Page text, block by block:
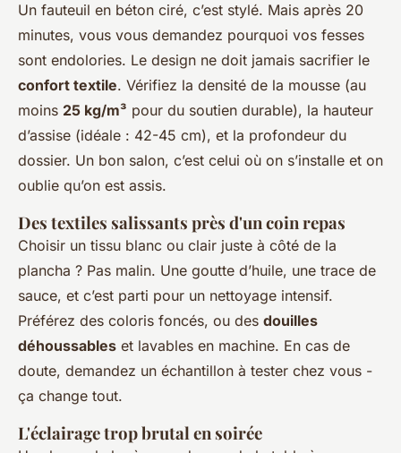
Un fauteuil en béton ciré, c’est stylé. Mais après 20
minutes, vous vous demandez pourquoi vos fesses
sont endolories. Le design ne doit jamais sacrifier le
confort textile. Vérifiez la densité de la mousse (au
moins 25 kg/m³ pour du soutien durable), la hauteur
d’assise (idéale : 42-45 cm), et la profondeur du
dossier. Un bon salon, c’est celui où on s’installe et on
oublie qu’on est assis.
Des textiles salissants près d'un coin repas
Choisir un tissu blanc ou clair juste à côté de la
plancha ? Pas malin. Une goutte d’huile, une trace de
sauce, et c’est parti pour un nettoyage intensif.
Préférez des coloris foncés, ou des douilles
déhoussables et lavables en machine. En cas de
doute, demandez un échantillon à tester chez vous -
ça change tout.
L'éclairage trop brutal en soirée